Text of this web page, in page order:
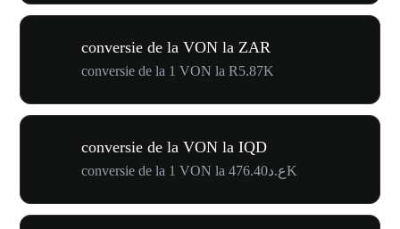
conversie de la VON la ZAR
conversie de la 1 VON la R5.87K
conversie de la VON la IQD
conversie de la 1 VON la ع.د476.40K